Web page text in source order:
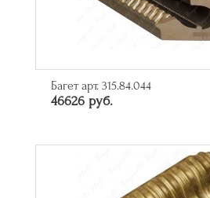
Багет арт. 315.84.044
46626 руб.